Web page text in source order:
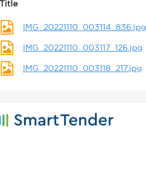
Title
IMG_20221110_003114_836.jpg
IMG_20221110_003117_126.jpg
IMG_20221110_003118_217.jpg